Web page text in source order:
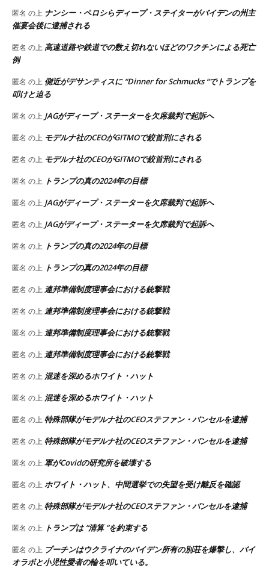
匿名 の上 ナンシー・ペロシらディープ・ステイターがバイデンの州主
催宴会後に逮捕される
匿名 の上 高速道路や鉄道での数え切れないほどのワクチンによる死亡
例
匿名 の上 側近がデサンティスに “Dinner for Schmucks “でトランプを
叩けと迫る
匿名 の上 JAGがディープ・ステーターを欠席裁判で起訴へ
匿名 の上 モデルナ社のCEOがGITMOで絞首刑にされる
匿名 の上 モデルナ社のCEOがGITMOで絞首刑にされる
匿名 の上 トランプの真の2024年の目標
匿名 の上 JAGがディープ・ステーターを欠席裁判で起訴へ
匿名 の上 JAGがディープ・ステーターを欠席裁判で起訴へ
匿名 の上 トランプの真の2024年の目標
匿名 の上 トランプの真の2024年の目標
匿名 の上 連邦準備制度理事会における銃撃戦
匿名 の上 連邦準備制度理事会における銃撃戦
匿名 の上 連邦準備制度理事会における銃撃戦
匿名 の上 連邦準備制度理事会における銃撃戦
匿名 の上 混迷を深めるホワイト・ハット
匿名 の上 混迷を深めるホワイト・ハット
匿名 の上 特殊部隊がモデルナ社のCEOステファン・バンセルを逮捕
匿名 の上 特殊部隊がモデルナ社のCEOステファン・バンセルを逮捕
匿名 の上 軍がCovidの研究所を破壊する
匿名 の上 ホワイト・ハット、中間選挙での失望を受け離反を確認
匿名 の上 特殊部隊がモデルナ社のCEOステファン・バンセルを逮捕
匿名 の上 トランプは “清算 “を約束する
匿名 の上 プーチンはウクライナのバイデン所有の別荘を爆撃し、バイ
オラボと小児性愛者の輪を叩いている。